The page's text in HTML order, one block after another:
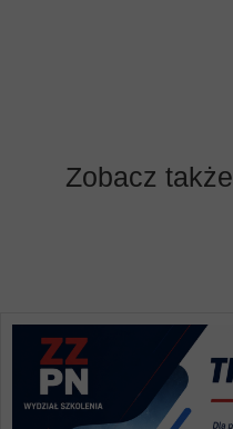
Zobacz także